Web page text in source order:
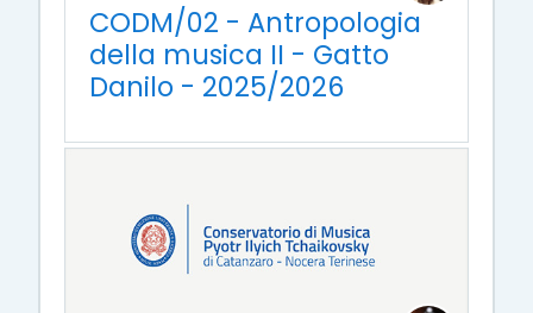
CODM/02 - Antropologia
della musica II - Gatto
Danilo - 2025/2026